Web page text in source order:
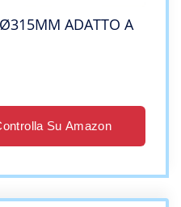
ADATTO A
Su Amazon